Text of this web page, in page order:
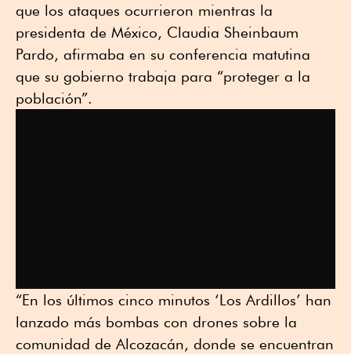
que los ataques ocurrieron mientras la
presidenta de México, Claudia Sheinbaum
Pardo, afirmaba en su conferencia matutina
que su gobierno trabaja para “proteger a la
población”.
“En los últimos cinco minutos ‘Los Ardillos’ han
lanzado más bombas con drones sobre la
comunidad de Alcozacán, donde se encuentran